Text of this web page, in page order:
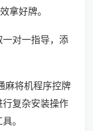
拿好牌。
对一指导，添
麻将机程序控牌
复杂安装操作
。